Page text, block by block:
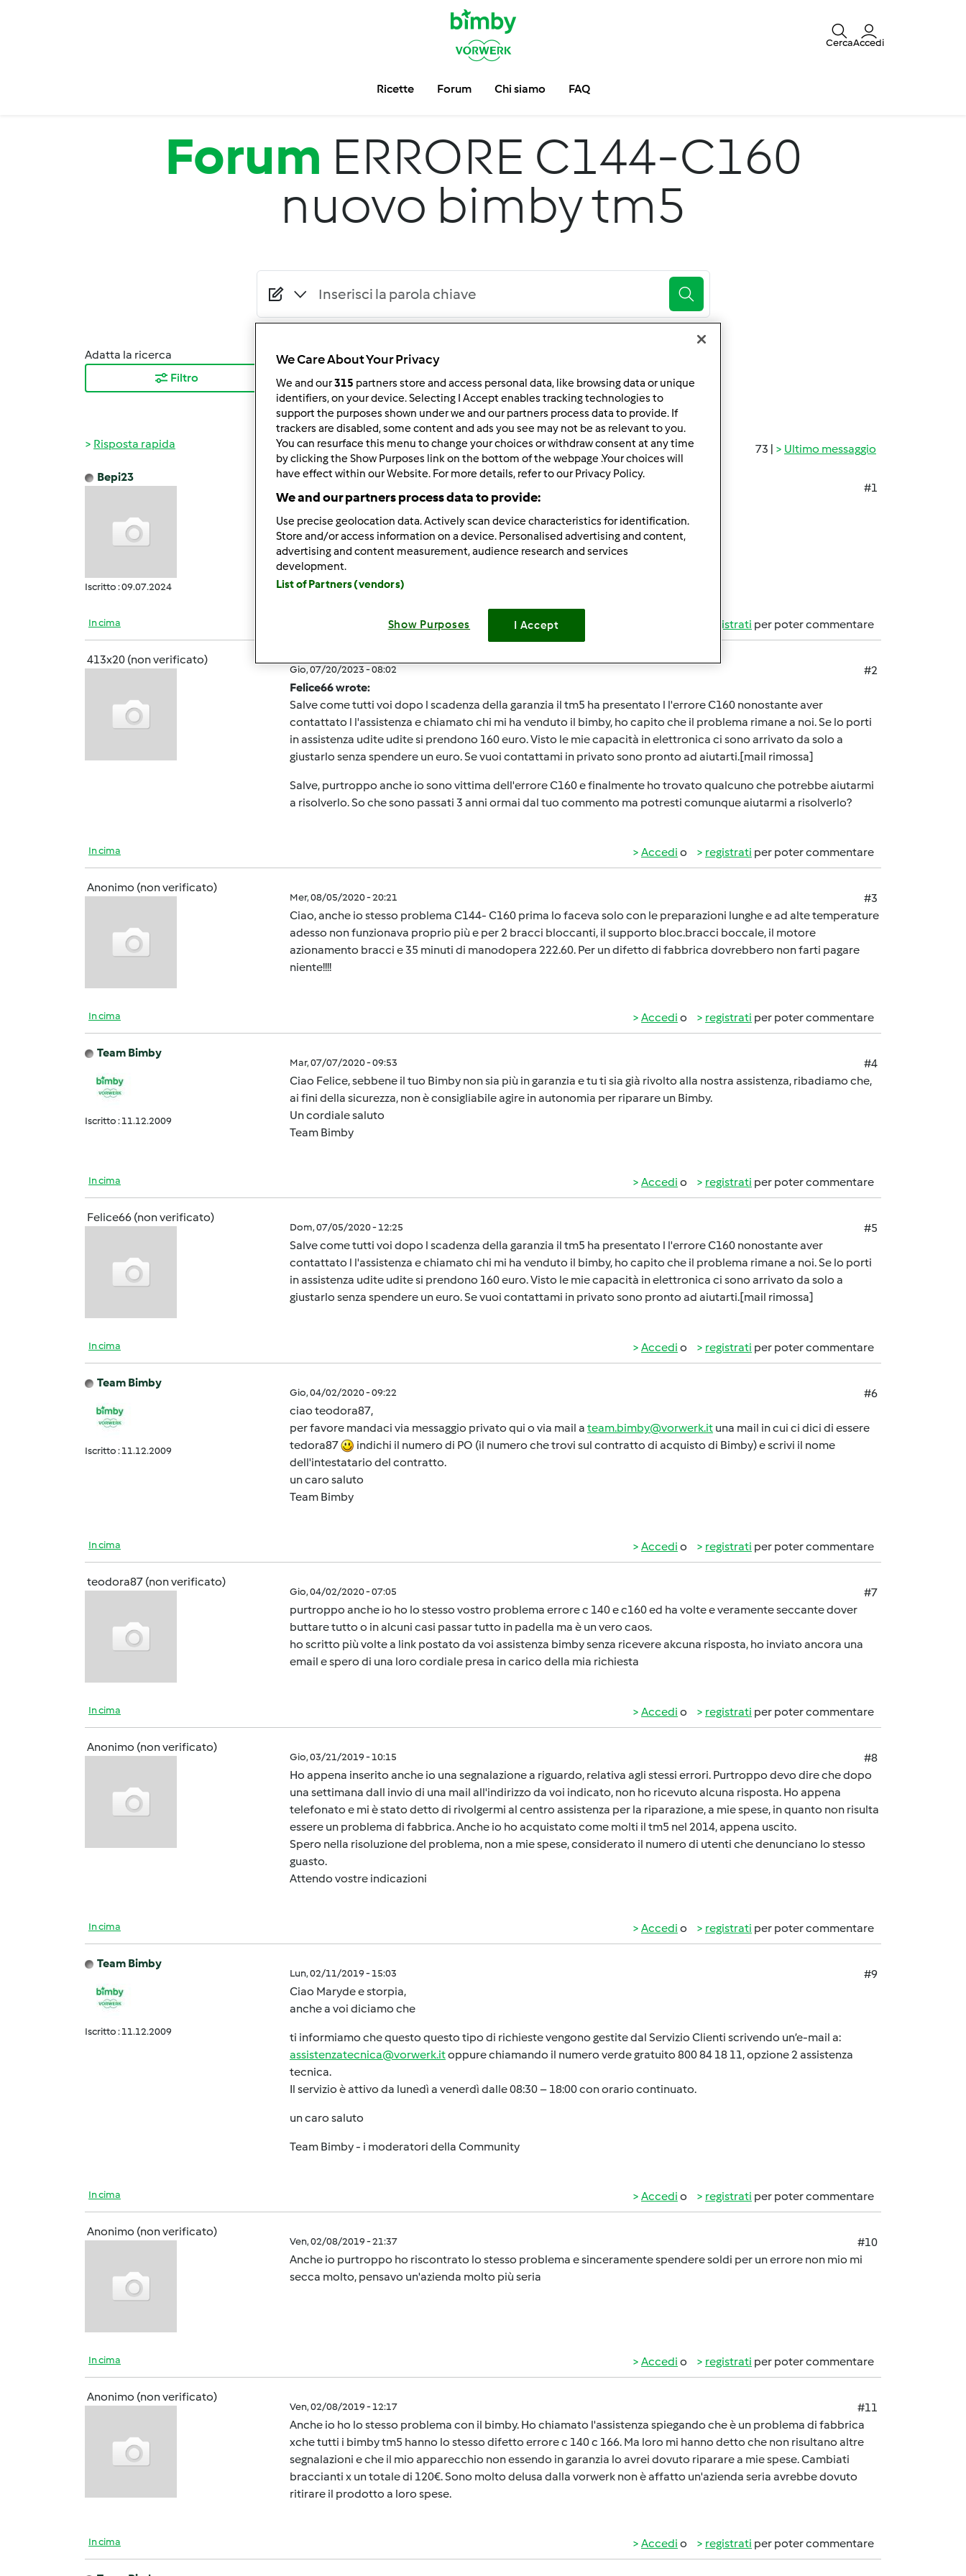
CercaAccedi
Ricette Forum Chi siamo FAQ
Forum ERRORE C144-C160
nuovo bimby tm5
Adatta la ricerca
Filtro
Ordina per:
I risultati più recenti
10
73 | Ultimo messaggio
Risposta rapida
Bepi23
Iscritto : 09.07.2024
#1
Ciao potresti aiutarmi con l'errore c 144 c160 grazie
In cima registrati per poter commentare
413x20 (non verificato)
Gio, 07/20/2023 - 08:02
#2
Felice66 wrote:
Salve come tutti voi dopo l scadenza della garanzia il tm5 ha presentato l l'errore C160 nonostante aver
contattato l l'assistenza e chiamato chi mi ha venduto il bimby, ho capito che il problema rimane a noi. Se lo porti
in assistenza udite udite si prendono 160 euro. Visto le mie capacità in elettronica ci sono arrivato da solo a
giustarlo senza spendere un euro. Se vuoi contattami in privato sono pronto ad aiutarti.[mail rimossa]
Salve, purtroppo anche io sono vittima dell'errore C160 e finalmente ho trovato qualcuno che potrebbe aiutarmi
a risolverlo. So che sono passati 3 anni ormai dal tuo commento ma potresti comunque aiutarmi a risolverlo?
In cima Accedi o registrati per poter commentare
Anonimo (non verificato)
Mer, 08/05/2020 - 20:21
#3
Ciao, anche io stesso problema C144- C160 prima lo faceva solo con le preparazioni lunghe e ad alte temperature
adesso non funzionava proprio più e per 2 bracci bloccanti, il supporto bloc.bracci boccale, il motore
azionamento bracci e 35 minuti di manodopera 222.60. Per un difetto di fabbrica dovrebbero non farti pagare
niente!!!!
In cima Accedi o registrati per poter commentare
Team Bimby
Iscritto : 11.12.2009
Mar, 07/07/2020 - 09:53
#4
Ciao Felice, sebbene il tuo Bimby non sia più in garanzia e tu ti sia già rivolto alla nostra assistenza, ribadiamo che,
ai fini della sicurezza, non è consigliabile agire in autonomia per riparare un Bimby.
Un cordiale saluto
Team Bimby
In cima Accedi o registrati per poter commentare
Felice66 (non verificato)
Dom, 07/05/2020 - 12:25
#5
Salve come tutti voi dopo l scadenza della garanzia il tm5 ha presentato l l'errore C160 nonostante aver
contattato l l'assistenza e chiamato chi mi ha venduto il bimby, ho capito che il problema rimane a noi. Se lo porti
in assistenza udite udite si prendono 160 euro. Visto le mie capacità in elettronica ci sono arrivato da solo a
giustarlo senza spendere un euro. Se vuoi contattami in privato sono pronto ad aiutarti.[mail rimossa]
In cima Accedi o registrati per poter commentare
Team Bimby
Iscritto : 11.12.2009
Gio, 04/02/2020 - 09:22
#6
ciao teodora87,
per favore mandaci via messaggio privato qui o via mail a team.bimby@vorwerk.it una mail in cui ci dici di essere
tedora87
indichi il numero di PO (il numero che trovi sul contratto di acquisto di Bimby) e scrivi il nome
dell'intestatario del contratto.
un caro saluto
Team Bimby
In cima Accedi o registrati per poter commentare
teodora87 (non verificato)
Gio, 04/02/2020 - 07:05
#7
purtroppo anche io ho lo stesso vostro problema errore c 140 e c160 ed ha volte e veramente seccante dover
buttare tutto o in alcuni casi passar tutto in padella ma è un vero caos.
ho scritto più volte a link postato da voi assistenza bimby senza ricevere akcuna risposta, ho inviato ancora una
email e spero di una loro cordiale presa in carico della mia richiesta
In cima Accedi o registrati per poter commentare
Anonimo (non verificato)
Gio, 03/21/2019 - 10:15
#8
Ho appena inserito anche io una segnalazione a riguardo, relativa agli stessi errori. Purtroppo devo dire che dopo
una settimana dall invio di una mail all'indirizzo da voi indicato, non ho ricevuto alcuna risposta. Ho appena
telefonato e mi è stato detto di rivolgermi al centro assistenza per la riparazione, a mie spese, in quanto non risulta
essere un problema di fabbrica. Anche io ho acquistato come molti il tm5 nel 2014, appena uscito.
Spero nella risoluzione del problema, non a mie spese, considerato il numero di utenti che denunciano lo stesso
guasto.
Attendo vostre indicazioni
In cima Accedi o registrati per poter commentare
Team Bimby
Iscritto : 11.12.2009
Lun, 02/11/2019 - 15:03
#9
Ciao Maryde e storpia,
anche a voi diciamo che
ti informiamo che questo questo tipo di richieste vengono gestite dal Servizio Clienti scrivendo un’e-mail a:
assistenzatecnica@vorwerk.itoppure chiamando il numero verde gratuito 800 84 18 11, opzione 2 assistenza
tecnica.
Il servizio è attivo da lunedì a venerdì dalle 08:30 – 18:00 con orario continuato.
un caro saluto
Team Bimby - i moderatori della Community
In cima Accedi o registrati per poter commentare
Anonimo (non verificato)
Ven, 02/08/2019 - 21:37
#10
Anche io purtroppo ho riscontrato lo stesso problema e sinceramente spendere soldi per un errore non mio mi
secca molto, pensavo un'azienda molto più seria
In cima Accedi o registrati per poter commentare
Anonimo (non verificato)
Ven, 02/08/2019 - 12:17
#11
Anche io ho lo stesso problema con il bimby. Ho chiamato l'assistenza spiegando che è un problema di fabbrica
xche tutti i bimby tm5 hanno lo stesso difetto errore c 140 c 166. Ma loro mi hanno detto che non risultano altre
segnalazioni e che il mio apparecchio non essendo in garanzia lo avrei dovuto riparare a mie spese. Cambiati
braccianti x un totale di 120€. Sono molto delusa dalla vorwerk non è affatto un'azienda seria avrebbe dovuto
ritirare il prodotto a loro spese.
In cima Accedi o registrati per poter commentare
We Care About Your Privacy
We and our315 partners store and access personal data, like browsing data or unique
identifiers, on your device. Selecting I Accept enables tracking technologies to
support the purposes shown under we and our partners process data to provide. If
trackers are disabled, some content and ads you see may not be as relevant to you.
You can resurface this menu to change your choices or withdraw consent at any time
by clicking the Show Purposes link on the bottom of the webpage .Your choices will
have effect within our Website. For more details, refer to our Privacy Policy.
We and our partners process data to provide:
Use precise geolocation data. Actively scan device characteristics for identification.
Store and/or access information on a device. Personalised advertising and content,
advertising and content measurement, audience research and services
development.
List of Partners (vendors)
Show Purposes I Accept